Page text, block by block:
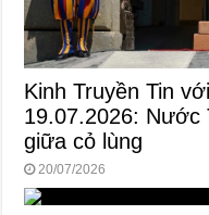
Kinh Truyền Tin
19.07.2026: Nước
giữa cỏ lùng
20/07/2026